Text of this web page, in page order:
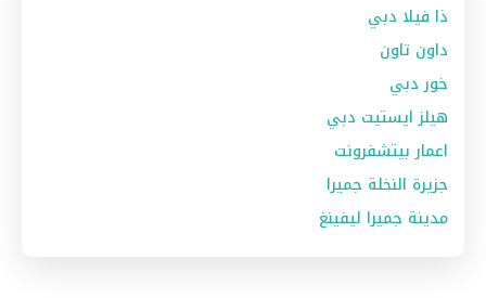
ذا فيلا دبي
داون تاون
خور دبي
هيلز ايستيت دبي
اعمار بيتشفرونت
جزيرة النخلة جميرا
مدينة جميرا ليفينغ